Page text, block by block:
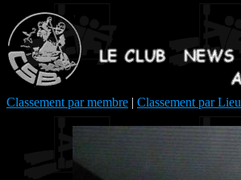
Classement par membre | Classement par Lieu